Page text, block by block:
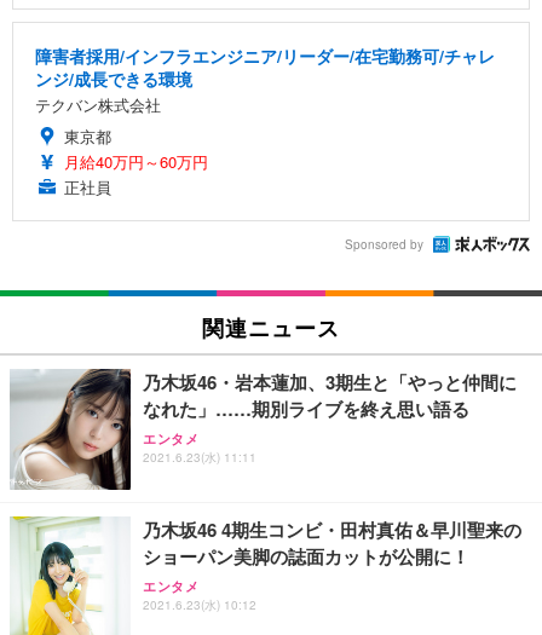
障害者採用/インフラエンジニア/リーダー/在宅勤務可/チャレ
ンジ/成長できる環境
テクバン株式会社
東京都
月給40万円～60万円
正社員
Sponsored by
関連ニュース
乃木坂46・岩本蓮加、3期生と「やっと仲間に
なれた」……期別ライブを終え思い語る
エンタメ
2021.6.23(水) 11:11
乃木坂46 4期生コンビ・田村真佑＆早川聖来の
ショーパン美脚の誌面カットが公開に！
エンタメ
2021.6.23(水) 10:12